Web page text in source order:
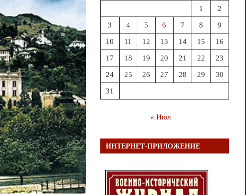
1 2
3 4 5 6 7 8 9
10 11 12 13 14 15 16
17 18 19 20 21 22 23
24 25 26 27 28 29 30
31
« Июл
ИНТЕРНЕТ-ПРИЛОЖЕНИЕ